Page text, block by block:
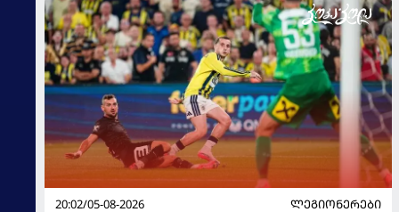
20:02/05-08-2026
ᲚᲔᲒᲘᲝᲜᲔᲠᲔᲑᲘ